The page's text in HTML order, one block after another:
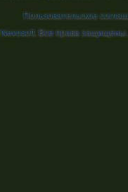
Пользовательское
Nevosoft. Все права защищены